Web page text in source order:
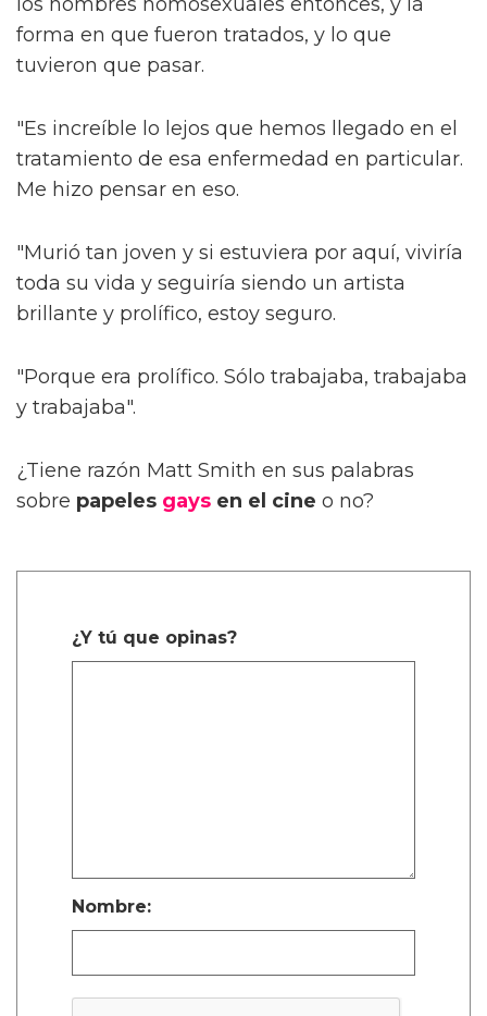
los hombres homosexuales entonces, y la
forma en que fueron tratados, y lo que
tuvieron que pasar.
"Es increíble lo lejos que hemos llegado en el
tratamiento de esa enfermedad en particular.
Me hizo pensar en eso.
"Murió tan joven y si estuviera por aquí, viviría
toda su vida y seguiría siendo un artista
brillante y prolífico, estoy seguro.
"Porque era prolífico. Sólo trabajaba, trabajaba
y trabajaba".
¿Tiene razón Matt Smith en sus palabras
sobre papeles gays en el cine o no?
¿Y tú que opinas?
Nombre: